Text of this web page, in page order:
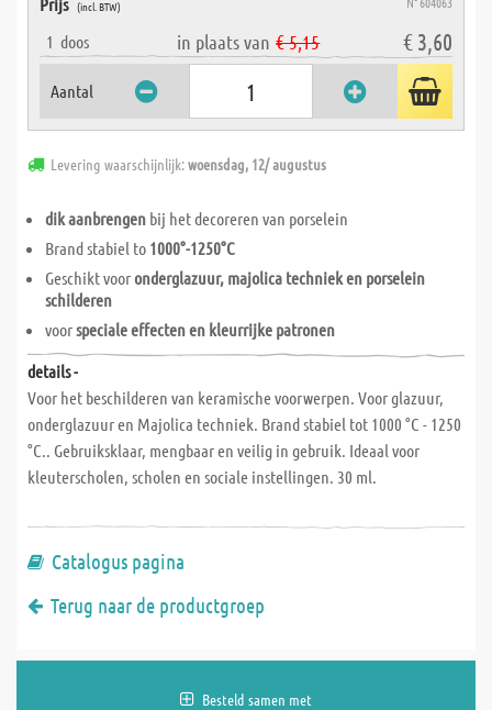
(incl. BTW)
1 doos in plaats van € 5,15 € 3,60
Aantal
Levering waarschijnlijk:woensdag, 12/ augustus
dik aanbrengen bij het decoreren van porselein
Brand stabiel to 1000°-1250°C
Geschikt vooronderglazuur, majolica techniek en porselein
schilderen
voorspeciale effecten en kleurrijke patronen
details -
Voor het beschilderen van keramische voorwerpen. Voor glazuur,
onderglazuur en Majolica techniek. Brand stabiel tot 1000 °C - 1250
°C.. Gebruiksklaar, mengbaar en veilig in gebruik. Ideaal voor
kleuterscholen, scholen en sociale instellingen. 30 ml.
Catalogus pagina
Terug naar de productgroep
Besteld samen met